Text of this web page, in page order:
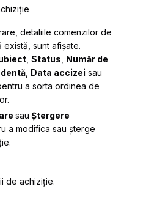
, detaliile comenzilor de
sunt afișate.
Status Număr de
Data accizei sau
a sorta ordinea de
sau Ștergere
a modifica sau șterge
de achiziție.